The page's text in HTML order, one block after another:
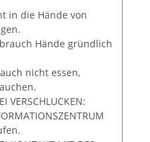
in die Hände von
Hände gründlich
nicht essen,
VERSCHLUCKEN: